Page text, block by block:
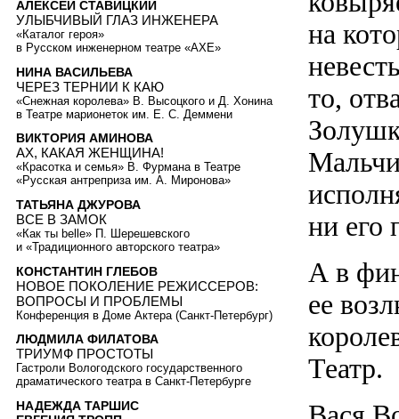
на
то,
ни его
А в
ее
Театр.
АЛЕКСЕЙ СТАВИЦКИЙ
УЛЫБЧИВЫЙ ГЛАЗ ИНЖЕНЕРА
«Каталог героя»
в Русском инженерном театре «АХЕ»
НИНА ВАСИЛЬЕВА
ЧЕРЕЗ ТЕРНИИ К КАЮ
«Снежная королева» В. Высоцкого и Д. Хонина
в Театре марионеток им. Е. С. Деммени
ВИКТОРИЯ АМИНОВА
АХ, КАКАЯ ЖЕНЩИНА!
«Красотка и семья» В. Фурмана в Театре
«Русская антреприза им. А. Миронова»
ТАТЬЯНА ДЖУРОВА
ВСЕ В ЗАМОК
«Как ты belle» П. Шерешевского
и «Традиционного авторского театра»
КОНСТАНТИН ГЛЕБОВ
НОВОЕ ПОКОЛЕНИЕ РЕЖИССЕРОВ:
ВОПРОСЫ И ПРОБЛЕМЫ
Конференция в Доме Актера (Санкт-Петербург)
ЛЮДМИЛА ФИЛАТОВА
ТРИУМФ ПРОСТОТЫ
Гастроли Вологодского государственного
драматического театра в Санкт-Петербурге
НАДЕЖДА ТАРШИС